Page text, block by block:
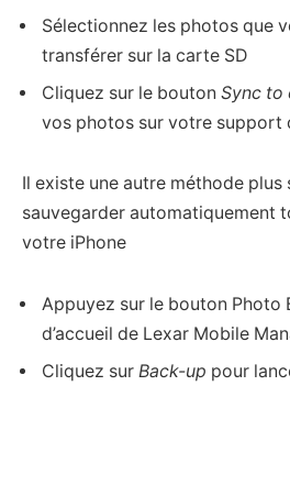
Sélectionnez les photos que
transférer sur la carte SD
Cliquez sur le bouton Sync to
vos photos sur votre support
Il existe une autre méthode plus
sauvegarder automatiquement
votre iPhone
Appuyez sur le bouton Photo
d’accueil de Lexar Mobile
Cliquez sur Back-up pour